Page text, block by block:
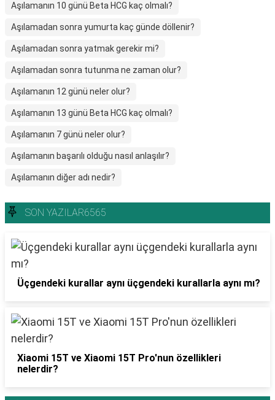
Aşılamanın 10 günü Beta HCG kaç olmalı?
Aşılamadan sonra yumurta kaç günde döllenir?
Aşılamadan sonra yatmak gerekir mi?
Aşılamadan sonra tutunma ne zaman olur?
Aşılamanın 12 günü neler olur?
Aşılamanın 13 günü Beta HCG kaç olmalı?
Aşılamanın 7 günü neler olur?
Aşılamanın başarılı olduğu nasıl anlaşılır?
Aşılamanın diğer adı nedir?
SON YAZILAR6565
Üçgendeki kurallar aynı üçgendeki kurallarla aynı mı?
Xiaomi 15T ve Xiaomi 15T Pro'nun özellikleri
nelerdir?